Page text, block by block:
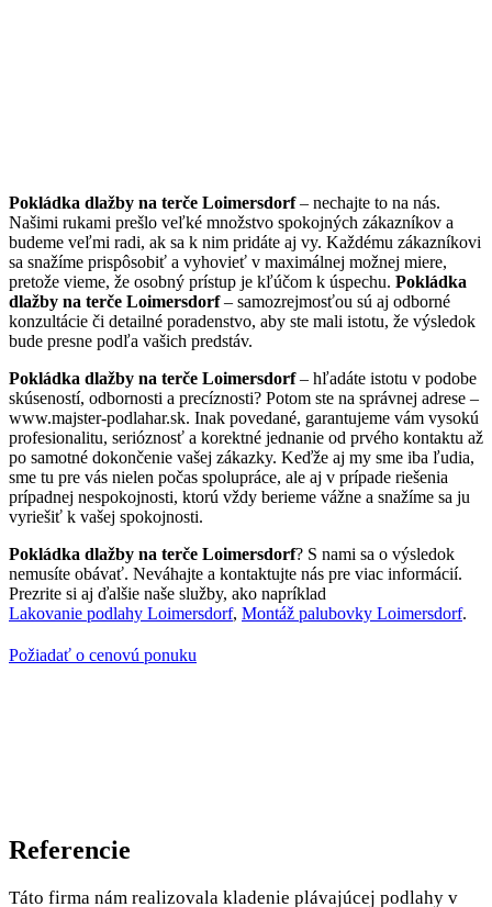
Pokládka dlažby na terče Loimersdorf– nechajte to na nás.
Našimi rukami prešlo veľké množstvo spokojných zákazníkov a
budeme veľmi radi, ak sa k nim pridáte aj vy. Každému zákazníkovi
sa snažíme prispôsobiť a vyhovieť v maximálnej možnej miere,
pretože vieme, že osobný prístup je kľúčom k úspechu. Pokládka
dlažby na terče Loimersdorf– samozrejmosťou sú aj odborné
konzultácie či detailné poradenstvo, aby ste mali istotu, že výsledok
bude presne podľa vašich predstáv.
Pokládka dlažby na terče Loimersdorf– hľadáte istotu v podobe
skúseností, odbornosti a precíznosti? Potom ste na správnej adrese –
www.majster-podlahar.sk. Inak povedané, garantujeme vám vysokú
profesionalitu, serióznosť a korektné jednanie od prvého kontaktu až
po samotné dokončenie vašej zákazky. Keďže aj my sme iba ľudia,
sme tu pre vás nielen počas spolupráce, ale aj v prípade riešenia
prípadnej nespokojnosti, ktorú vždy berieme vážne a snažíme sa ju
vyriešiť k vašej spokojnosti.
Pokládka dlažby na terče Loimersdorf? S nami sa o výsledok
nemusíte obávať. Neváhajte a kontaktujte nás pre viac informácií.
Prezrite si aj ďalšie naše služby, ako napríklad
Lakovanie podlahy Loimersdorf, Montáž palubovky Loimersdorf.
Požiadať o cenovú ponuku
Referencie
Táto firma nám realizovala kladenie plávajúcej podlahy v